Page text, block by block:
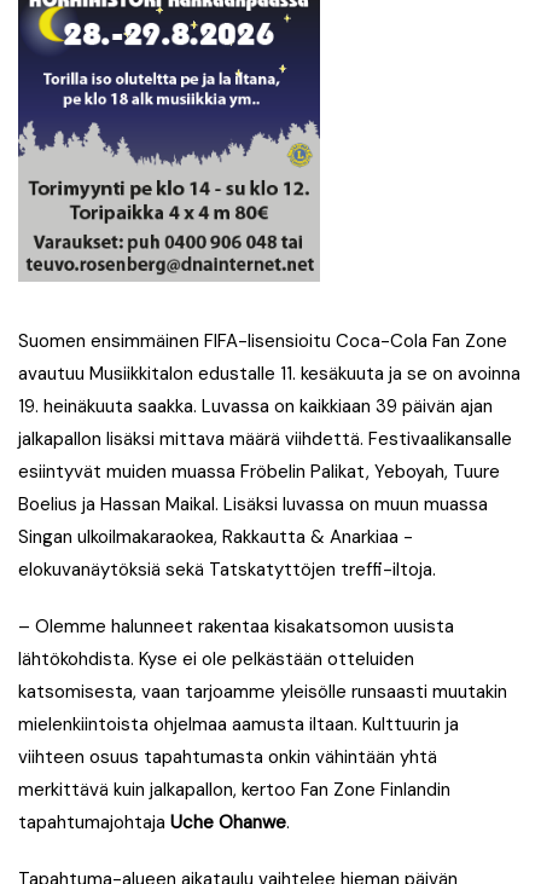
Suomen ensimmäinen FIFA-lisensioitu Coca-Cola Fan Zone
avautuu Musiikkitalon edustalle 11. kesäkuuta ja se on avoinna
19. heinäkuuta saakka. Luvassa on kaikkiaan 39 päivän ajan
jalkapallon lisäksi mittava määrä viihdettä. Festivaalikansalle
esiintyvät muiden muassa Fröbelin Palikat, Yeboyah, Tuure
Boelius ja Hassan Maikal. Lisäksi luvassa on muun muassa
Singan ulkoilmakaraokea, Rakkautta & Anarkiaa -
elokuvanäytöksiä sekä Tatskatyttöjen treffi-iltoja.
– Olemme halunneet rakentaa kisakatsomon uusista
lähtökohdista. Kyse ei ole pelkästään otteluiden
katsomisesta, vaan tarjoamme yleisölle runsaasti muutakin
mielenkiintoista ohjelmaa aamusta iltaan. Kulttuurin ja
viihteen osuus tapahtumasta onkin vähintään yhtä
merkittävä kuin jalkapallon, kertoo Fan Zone Finlandin
tapahtumajohtaja Uche Ohanwe.